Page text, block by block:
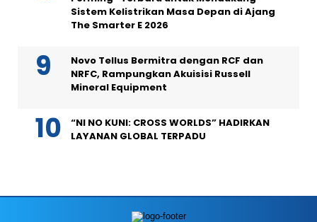
Sistem Kelistrikan Masa Depan di Ajang
The Smarter E 2026
Novo Tellus Bermitra dengan RCF dan
NRFC, Rampungkan Akuisisi Russell
Mineral Equipment
“NI NO KUNI: CROSS WORLDS” HADIRKAN
LAYANAN GLOBAL TERPADU